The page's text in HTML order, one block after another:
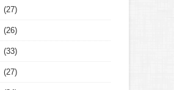
(27)
(26)
(33)
(27)